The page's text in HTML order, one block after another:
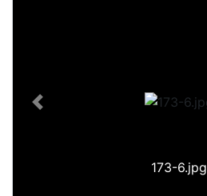
173-6.jpg
Previous